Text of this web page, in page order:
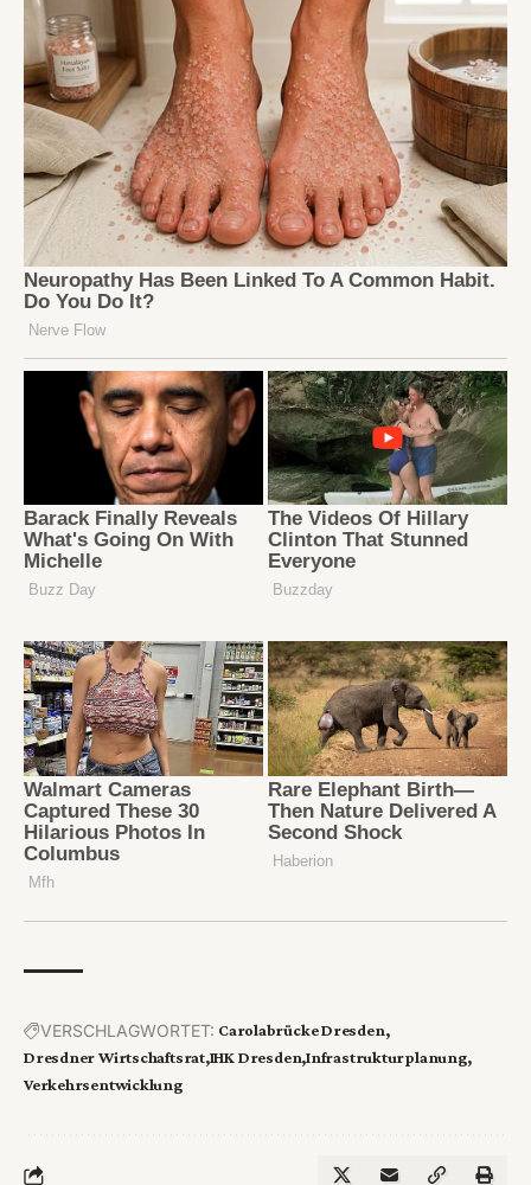
VERSCHLAGWORTET: Carolabrücke Dresden
Dresdner Wirtschaftsrat IHK Dresden Infrastrukturplanung
Verkehrsentwicklung